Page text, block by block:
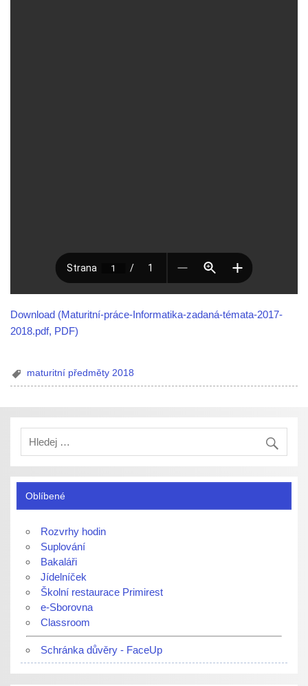
Download (Maturitní-práce-Informatika-zadaná-témata-2017-
2018.pdf, PDF)
maturitní předměty 2018
Oblíbené
Rozvrhy hodin
Suplování
Bakaláři
Jídelníček
Školní restaurace Primirest
e-Sborovna
Classroom
Schránka důvěry - FaceUp